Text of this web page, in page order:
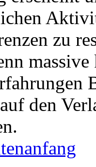
zu
den